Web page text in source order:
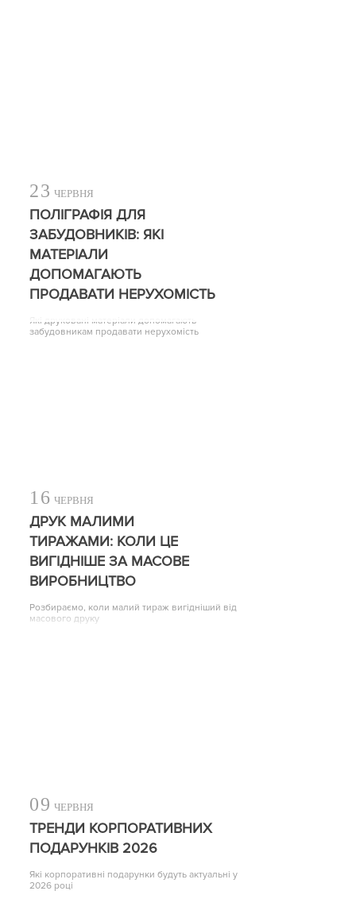
23 ЧЕРВНЯ
ПОЛІГРАФІЯ ДЛЯ
ЗАБУДОВНИКІВ: ЯКІ
МАТЕРІАЛИ
ДОПОМАГАЮТЬ
ПРОДАВАТИ НЕРУХОМІСТЬ
Які друковані матеріали допомагають
забудовникам продавати нерухомість
16 ЧЕРВНЯ
ДРУК МАЛИМИ
ТИРАЖАМИ: КОЛИ ЦЕ
ВИГІДНІШЕ ЗА МАСОВЕ
ВИРОБНИЦТВО
Розбираємо, коли малий тираж вигідніший від
масового друку
09 ЧЕРВНЯ
ТРЕНДИ КОРПОРАТИВНИХ
ПОДАРУНКІВ 2026
Які корпоративні подарунки будуть актуальні у
2026 році